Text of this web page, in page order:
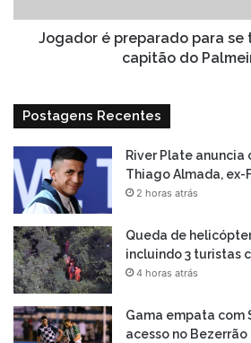
capitão
Jogador é preparado para se
capitão do
Postagens Recentes
River Plate
Thiago Almada, ex-
2 horas atrás
Queda de
incluindo 3 turistas
4 horas atrás
Gama empata com
acesso no Bezerrão